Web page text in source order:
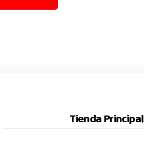
Tienda Principal